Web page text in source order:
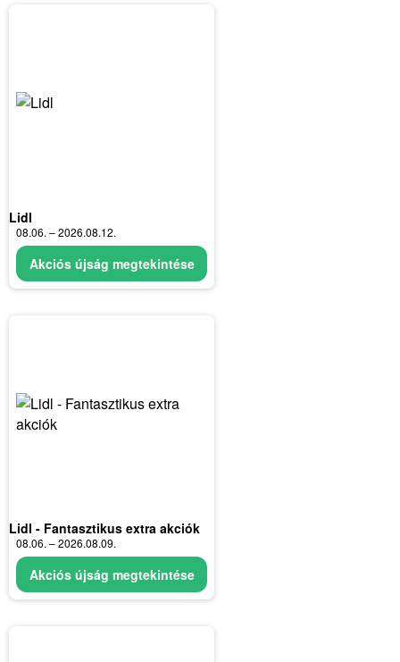
Lidl
08.06. – 2026.08.12.
Akciós újság megtekintése
Lidl - Fantasztikus extra akciók
08.06. – 2026.08.09.
Akciós újság megtekintése